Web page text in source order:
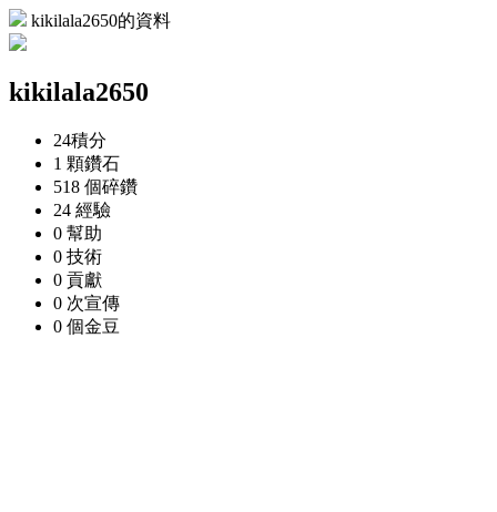
kikilala2650的資料
kikilala2650
24積分
1 顆鑽石
518 個碎鑽
24 經驗
0 幫助
0 技術
0 貢獻
0 次宣傳
0 個金豆